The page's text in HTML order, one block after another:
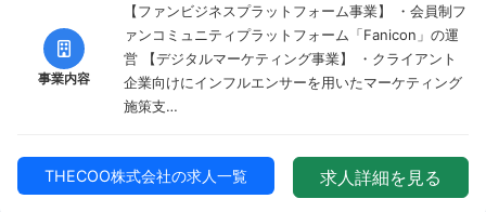
事業内容
【ファンビジネスプラットフォーム事業】 ・会員制フ
ァンコミュニティプラットフォーム「Fanicon」の運
営 【デジタルマーケティング事業】 ・クライアント
企業向けにインフルエンサーを用いたマーケティング
施策支…
THECOO株式会社の求人一覧 求人詳細を見る